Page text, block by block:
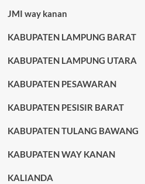
JMI way kanan
KABUPATEN LAMPUNG BARAT
KABUPATEN LAMPUNG UTARA
KABUPATEN PESAWARAN
KABUPATEN PESISIR BARAT
KABUPATEN TULANG BAWANG
KABUPATEN WAY KANAN
KALIANDA